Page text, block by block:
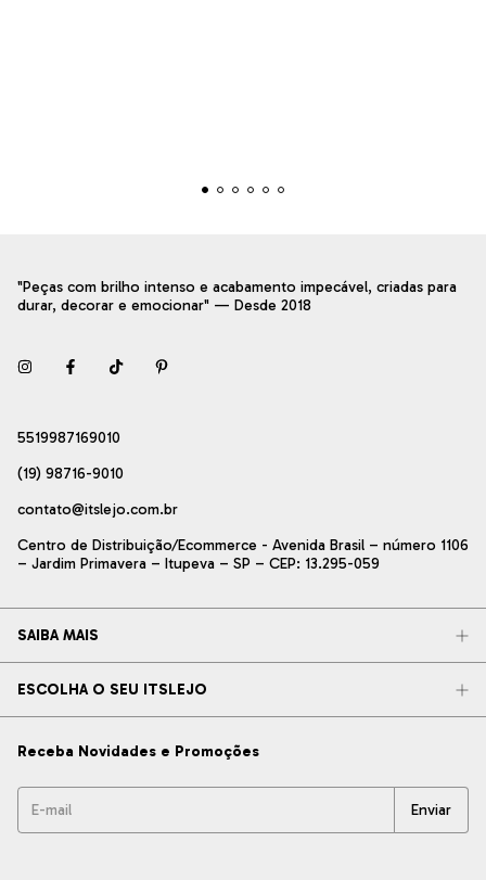
"Peças com brilho intenso e acabamento impecável, criadas para
durar, decorar e emocionar" — Desde 2018
5519987169010
(19) 98716-9010
contato@itslejo.com.br
Centro de Distribuição/Ecommerce - Avenida Brasil – número 1106
– Jardim Primavera – Itupeva – SP – CEP: 13.295-059
SAIBA MAIS
ESCOLHA O SEU ITSLEJO
Receba Novidades e Promoções